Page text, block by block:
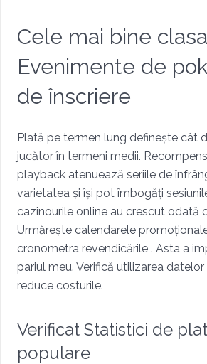
Cele mai bine
Evenimente de
de înscriere
Plată pe termen lung definește cât
jucător în termeni medii.
playback atenuează seriile de
varietatea și își pot îmbogăți
cazinourile online au crescut odată
Urmărește calendarele
cronometra revendicările . Asta a
pariul meu. Verifică utilizarea
reduce costurile.
Verificat Statistici de
populare